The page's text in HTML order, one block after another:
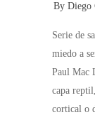
By Diego
Serie de
miedo a
Paul Mac
capa
cortical o